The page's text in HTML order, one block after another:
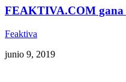
FEAKTIVA.COM gana
Feaktiva
junio 9, 2019